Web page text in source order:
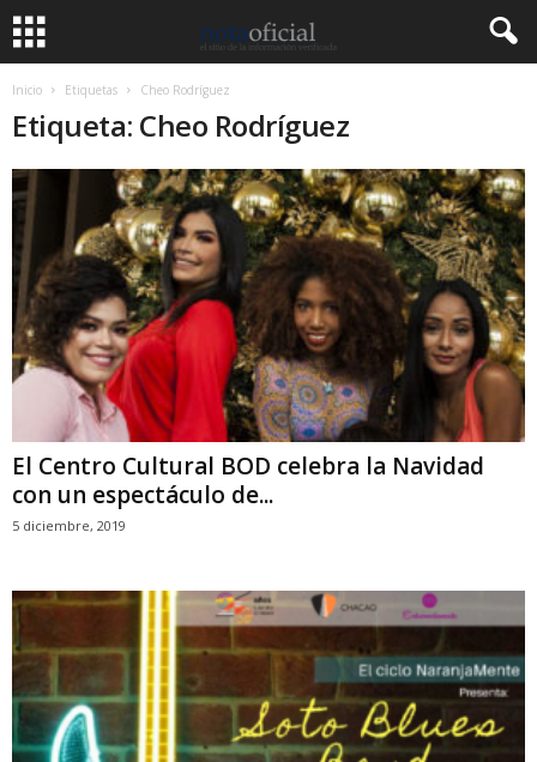
Inicio Etiquetas Cheo Rodríguez
Etiqueta: Cheo Rodríguez
El Centro Cultural BOD celebra la Navidad
con un espectáculo de...
5 diciembre, 2019